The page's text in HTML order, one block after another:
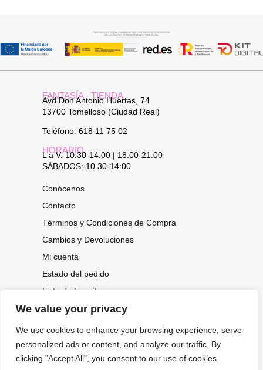
We value your privacy
We use cookies to enhance your browsing experience, serve
personalized ads or content, and analyze our traffic. By
clicking "Accept All", you consent to our use of cookies.
FANTASÍA - TIENDA
Avd Don Antonio Huertas, 74
13700 Tomelloso (Ciudad Real)
Teléfono: 618 11 75 02
HORARIO
L a V: 10:30-14:00 | 18:00-21:00
SÁBADOS: 10.30-14:00
Conócenos
Contacto
Términos y Condiciones de Compra
Cambios y Devoluciones
Mi cuenta
Estado del pedido
Lista de favoritos
CONOCE NUESTRAS NOVEDADES,
OFERTAS...